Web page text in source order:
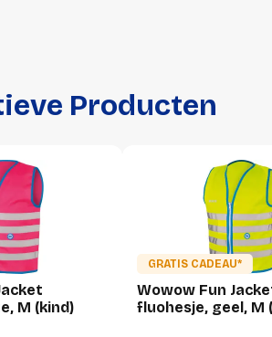
130 gram
215 millimeter
325 millimeter
Producten
M (kind)
GRATIS CADEAU*
Wowow Fun
fluohesje, geel, M